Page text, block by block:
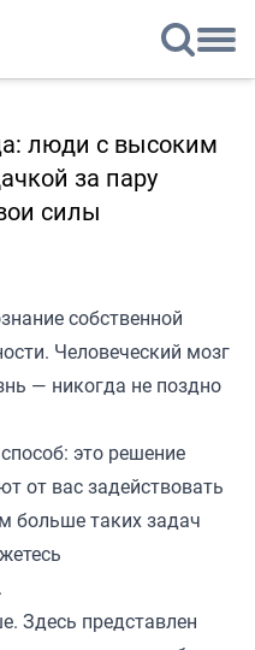
люди с высоким
за пару
силы
собственной
Человеческий мозг
— никогда не поздно
это решение
от вас задействовать
больше таких задач
Здесь представлен